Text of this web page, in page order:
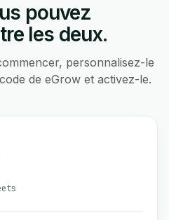
pouvez
les deux.
personnalisez-le
de eGrow et activez-le.